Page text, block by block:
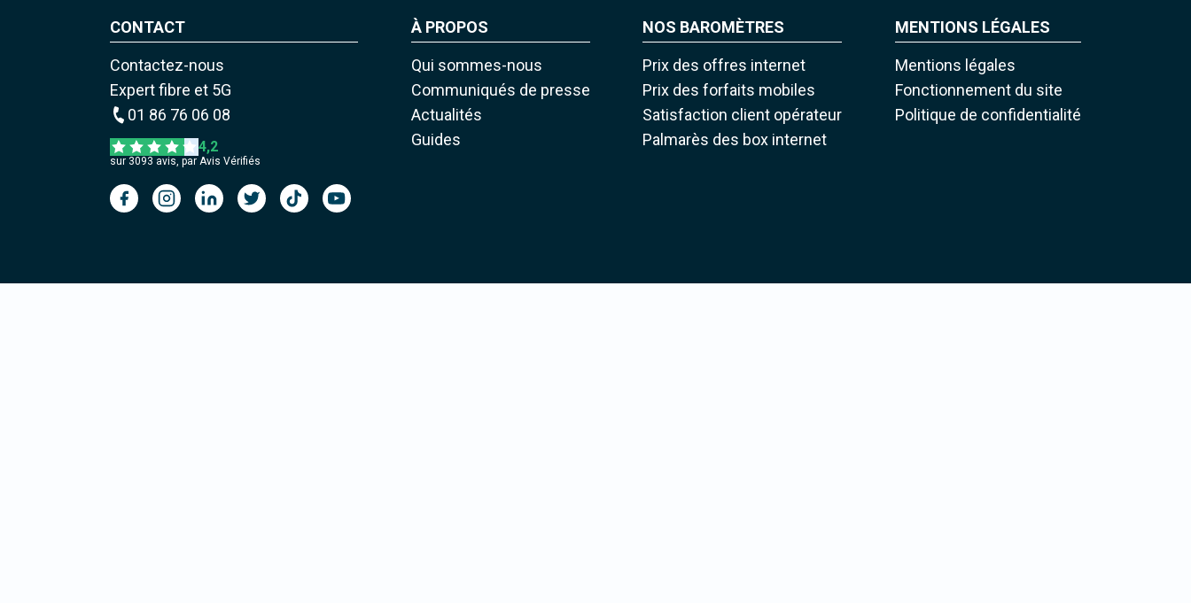
CONTACT
Contactez-nous
Expert fibre et 5G
01 86 76 06 08
4,2
sur 3093 avis, par Avis Vérifiés
À PROPOS
Qui sommes-nous
Communiqués de presse
Actualités
Guides
NOS BAROMÈTRES
Prix des offres internet
Prix des forfaits mobiles
Satisfaction client opérateur
Palmarès des box internet
MENTIONS LÉGALES
Mentions légales
Fonctionnement du site
Politique de confidentialité